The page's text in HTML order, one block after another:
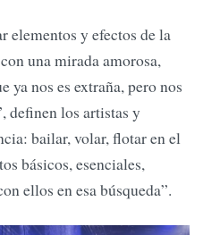
elementos y efectos de la
una mirada amorosa,
ya nos es extraña, pero nos
definen los artistas y
bailar, volar, flotar en el
básicos, esenciales,
ellos en esa búsqueda”.